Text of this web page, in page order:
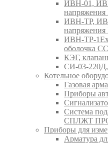
ИВН-01,
ИВН-ТР,
ИВН-ТР-
оболочка
КЭГ,
СИ-03-
Котельное
Газовая
Приборы
Система
СПЛЖТ
Приборы для
Арматура